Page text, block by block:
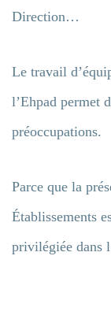
Direction…
Le travail
l’Ehpad permet
préoccupations.
Parce que la
Établissements
privilégiée dans